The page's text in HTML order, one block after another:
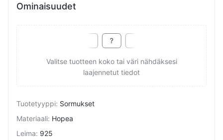
Ominaisuudet
Valitse tuotteen koko tai väri nähdäksesi
laajennetut tiedot
Tuotetyyppi: Sormukset
Materiaali: Hopea
Leima: 925